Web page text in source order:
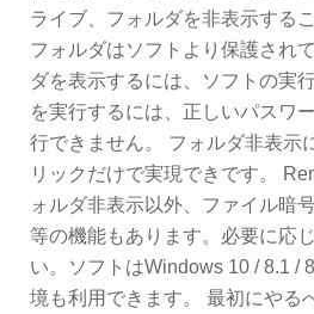
ライブ、フォルダを非表示する
フォルダはソフトより保護され
ダを表示するには、ソフトの実
を実行するには、正しいパスワ
行できません。 フォルダ非表示
リックだけで実現できです。
ォルダ非表示以外、ファイル暗
等の機能もあります。必要に応
い。ソフトはWindows 10 / 8.1 /
境も利用できます。 最初にやる